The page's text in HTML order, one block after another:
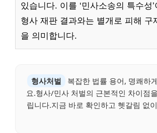
있습니다. 이를 ‘민사소송의 특수성
형사 재판 결과와는 별개로 피해 구
을 의미합니다.
형사처벌
복잡한 법률 용어, 명쾌하
요.형사/민사 처벌의 근본적인 차이점
립니다.지금 바로 확인하고 헷갈림 없